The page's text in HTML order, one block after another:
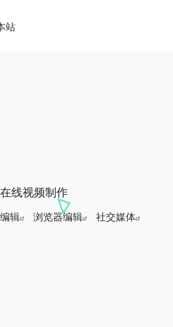
站
线视频制作
辑 浏览器编辑 社交媒体